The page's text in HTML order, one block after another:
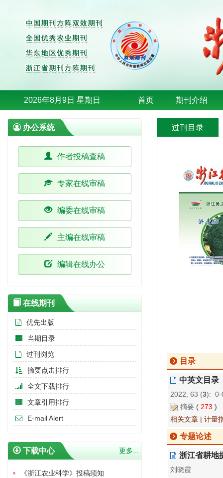
2026年8月9日 星期日 首页 期刊介绍
过刊目录
目录
中英文目录
2022, 63 (3):
摘要 ( 273 )
相关文章 | 计量
专题论述
浙江省耕地
刘晓霞
办公系统
作者投稿查稿
专家在线审稿
编委在线审稿
主编在线审稿
编辑在线办公
在线期刊
优先出版
当期目录
过刊浏览
摘要点击排行
全文下载排行
文章引用排行
E-mail Alert
下载中心 更多...
《浙江农业科学》投稿须知